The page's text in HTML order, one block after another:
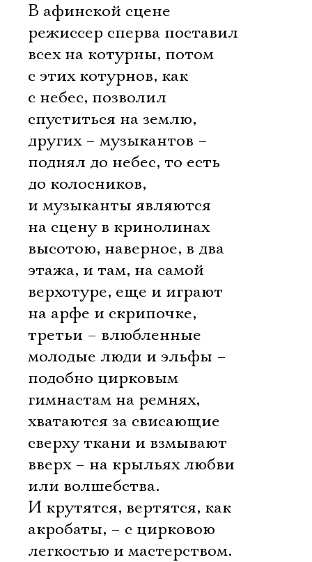
В афинской сцене
режиссер сперва поставил
всех на котурны, потом
с этих котурнов, как
с небес, позволил
спуститься на землю,
других – музыкантов –
поднял до небес, то есть
до колосников,
и музыканты являются
на сцену в кринолинах
высотою, наверное, в два
этажа, и там, на самой
верхотуре, еще и играют
на арфе и скрипочке,
третьи – влюбленные
молодые люди и эльфы –
подобно цирковым
гимнастам на ремнях,
хватаются за свисающие
сверху ткани и взмывают
вверх – на крыльях любви
или волшебства.
И крутятся, вертятся, как
акробаты, – с цирковою
легкостью и мастерством.